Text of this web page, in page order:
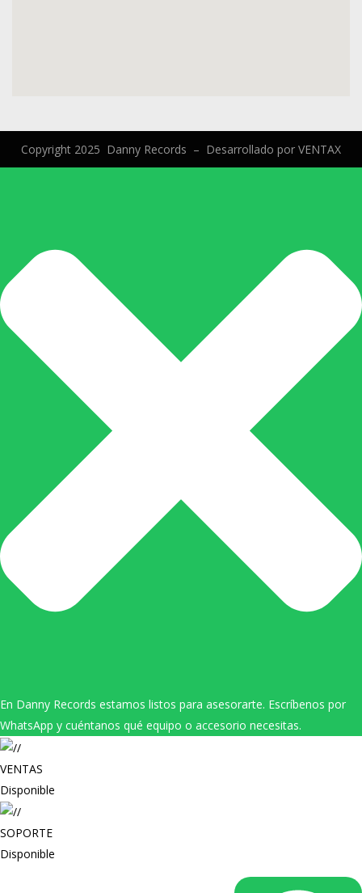
Copyright 2025 Danny Records – Desarrollado por VENTAX
En Danny Records estamos listos para asesorarte. Escríbenos por
WhatsApp y cuéntanos qué equipo o accesorio necesitas.
VENTAS
Disponible
SOPORTE
Disponible